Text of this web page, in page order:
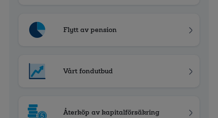
Flytt av pension
Vårt fondutbud
Återköp av kapitalförsäkring